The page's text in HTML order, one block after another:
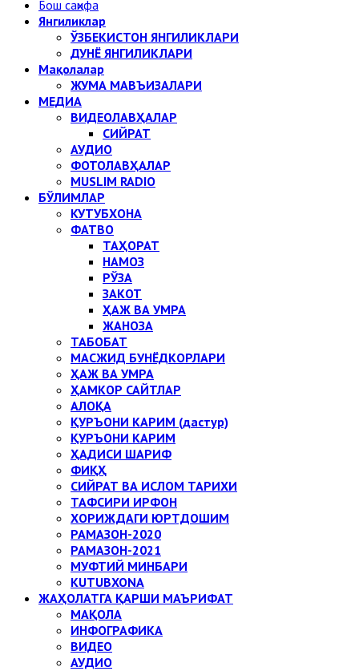
Бош саҳифа
Янгиликлар
ЎЗБЕКИСТОН ЯНГИЛИКЛАРИ
ДУНЁ ЯНГИЛИКЛАРИ
Мақолалар
ЖУМА МАВЪИЗАЛАРИ
МЕДИА
ВИДЕОЛАВҲАЛАР
СИЙРАТ
АУДИО
ФОТОЛАВҲАЛАР
MUSLIM RADIO
БЎЛИМЛАР
КУТУБХОНА
ФАТВО
ТАҲОРАТ
НАМОЗ
РЎЗА
ЗАКОТ
ҲАЖ ВА УМРА
ЖАНОЗА
ТАБОБАТ
МАСЖИД БУНЁДКОРЛАРИ
ҲАЖ ВА УМРА
ҲАМКОР САЙТЛАР
АЛОҚА
ҚУРЪОНИ КАРИМ (дастур)
ҚУРЪОНИ КАРИМ
ҲАДИСИ ШАРИФ
ФИҚҲ
СИЙРАТ ВА ИСЛОМ ТАРИХИ
ТАФСИРИ ИРФОН
ХОРИЖДАГИ ЮРТДОШИМ
РАМАЗОН-2020
РАМАЗОН-2021
МУФТИЙ МИНБАРИ
KUTUBXONA
ЖАҲОЛАТГА ҚАРШИ МАЪРИФАТ
МАҚОЛА
ИНФОГРАФИКА
ВИДЕО
АУДИО